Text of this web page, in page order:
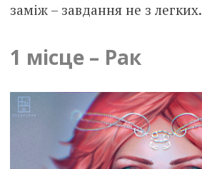
заміж – завдання не з легких.
1 місце – Рак